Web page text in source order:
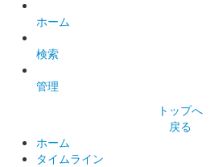
小倉城 御城印
来場者が購入出来る御城印。
御登城記念版
天守閣への登城者のみ購入出来る御城印。
ホーム
検索
管理
トップへ
戻る
ホーム
タイムライン